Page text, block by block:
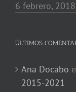
6 febrero, 2018
ÚLTIMOS
Ana Docabo
2015-2021